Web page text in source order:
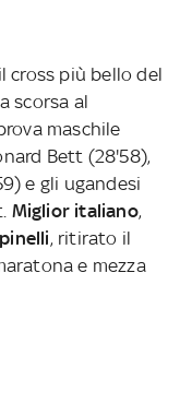
cross più bello del
scorsa al
maschile
Bett (28'58),
e gli ugandesi
Miglior italiano,
, ritirato il
e mezza